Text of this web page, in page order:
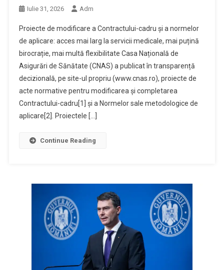
Iulie 31, 2026 Adm
Proiecte de modificare a Contractului-cadru și a normelor
de aplicare: acces mai larg la servicii medicale, mai puțină
birocrație, mai multă flexibilitate Casa Națională de
Asigurări de Sănătate (CNAS) a publicat în transparență
decizională, pe site-ul propriu (www.cnas.ro), proiecte de
acte normative pentru modificarea și completarea
Contractului-cadru[1] și a Normelor sale metodologice de
aplicare[2]. Proiectele […]
Continue Reading